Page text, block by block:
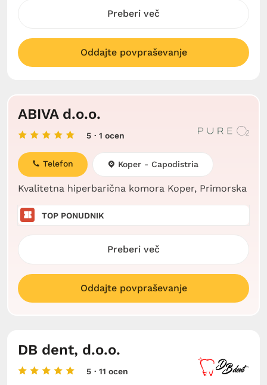
Preberi več
Oddajte povpraševanje
ABIVA d.o.o.
5 · 1 ocen
Kvalitetna hiperbarična komora Koper, Primorska
Telefon Koper - Capodistria
TOP PONUDNIK
Preberi več
Oddajte povpraševanje
DB dent, d.o.o.
5 · 11 ocen